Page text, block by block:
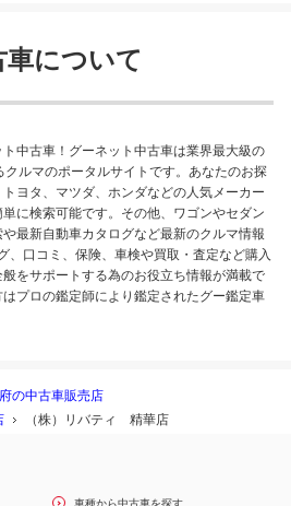
について
中古車！グーネット中古車は業界最大級の
ルマのポータルサイトです。あなたのお探
ヨタ、マツダ、ホンダなどの人気メーカー
に検索可能です。その他、ワゴンやセダン
最新自動車カタログなど最新のクルマ情報
、口コミ、保険、車検や買取・査定など購入
をサポートする為のお役立ち情報が満載で
プロの鑑定師により鑑定されたグー鑑定車
の中古車販売店
（株）リバティ 精華店
車種から中古車を探す